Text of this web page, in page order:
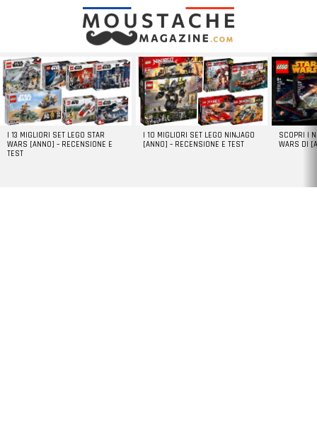
LATEST
STORIES
I 13 MIGLIORI SET LEGO STAR
WARS [ANNO] – RECENSIONE E
TEST
I 10 MIGLIORI SET LEGO NINJAGO
[ANNO] – RECENSIONE E TEST
SCOPRI I
WARS DI